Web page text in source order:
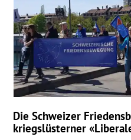
Die Schweizer
kriegslüsterner